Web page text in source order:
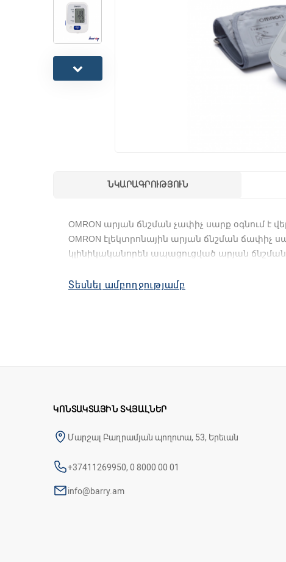
ՆԿԱՐԱԳՐՈՒԹՅՈՒՆ
OMRON արյան ճնշման չափիչ սարք օգնում է
OMRON էլեկտրոնային արյան ճնշման ճափիչ
կլինիկականորեն ապացուցված արյան
Առանձնահատկությունները
Հիշողության քանակ `30
Տեսնել ամբողջությամբ
ԿՈՆՏԱԿՏԱՅԻՆ ՏՎՅԱԼՆԵՐ
Մարշալ Բաղրամյան պողոտա, 53, Երեւան
+37411269950, 0 8000 00 01
info@barry.am